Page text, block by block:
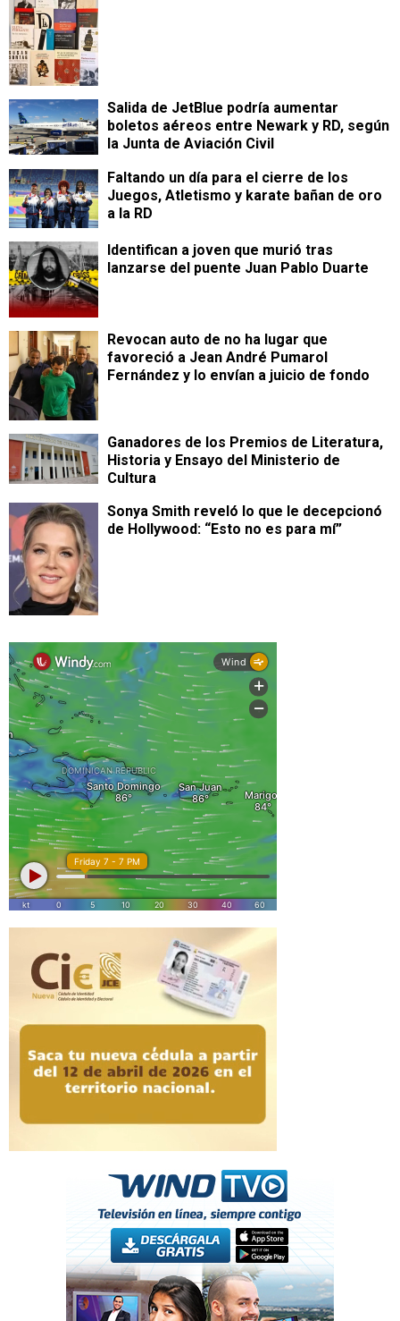
Salida de JetBlue podría aumentar
boletos aéreos entre Newark y RD, según
la Junta de Aviación Civil
Faltando un día para el cierre de los
Juegos, Atletismo y karate bañan de oro
a la RD
Identifican a joven que murió tras
lanzarse del puente Juan Pablo Duarte
Revocan auto de no ha lugar que
favoreció a Jean André Pumarol
Fernández y lo envían a juicio de fondo
Ganadores de los Premios de Literatura,
Historia y Ensayo del Ministerio de
Cultura
Sonya Smith reveló lo que le decepcionó
de Hollywood: “Esto no es para mí”